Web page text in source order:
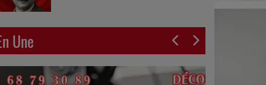
Une